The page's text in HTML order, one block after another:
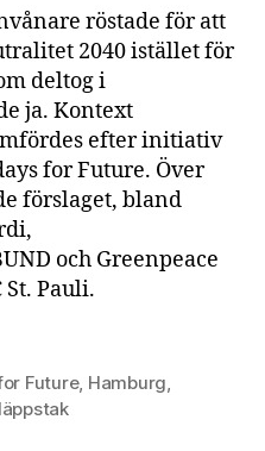
och
skärpta
klimatmål
röstade för att
2040 istället för
deltog i
ja. Kontext
efter initiativ
for Future. Över
förslaget, bland
och Greenpeace
Pauli.
Future, Hamburg